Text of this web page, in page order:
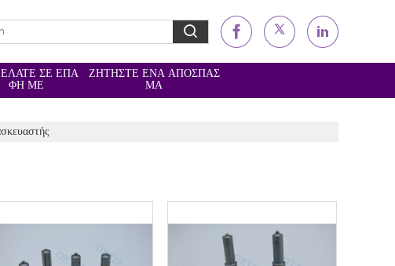
ΣΕ ΕΠΑ
ΦΉ ΜΕ
ΖΗΤΉΣΤΕ ΈΝΑ ΑΠΌΣΠΑΣ
ΜΑ